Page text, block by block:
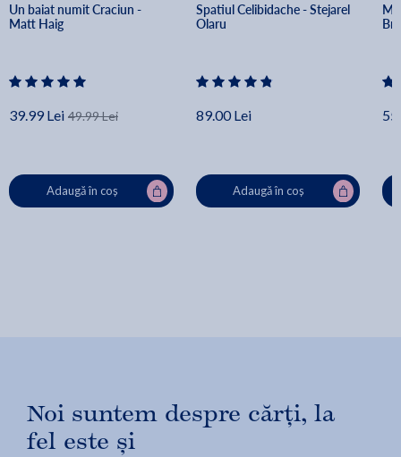
Un baiat numit Craciun -
Matt Haig
39.99 Lei 49.99 Lei
Adaugă în coș
Spatiul Celibidache - Stejarel
Olaru
89.00 Lei
Adaugă în coș
Noi suntem despre cărți, la
fel este și